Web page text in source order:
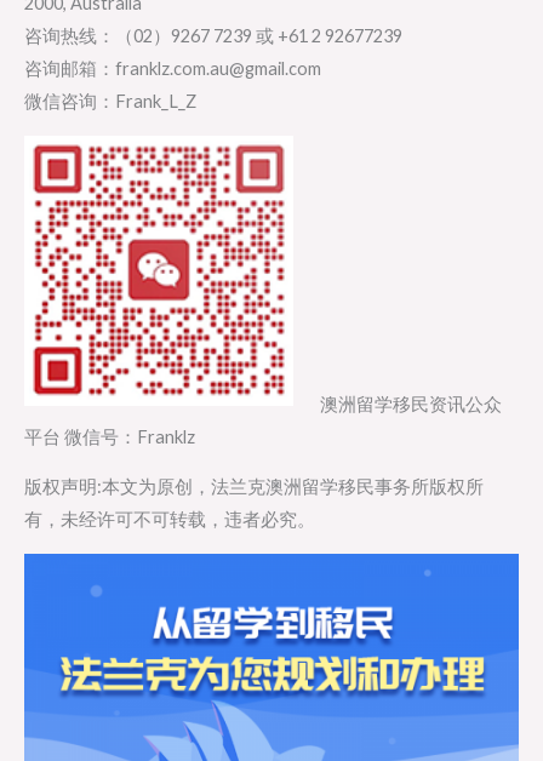
咨询热线：（02）9267 7239 或 +61 2 92677239
咨询邮箱：franklz.com.au@gmail.com
微信咨询：Frank_L_Z
澳洲留学移民资讯公众
平台 微信号：Franklz
版权声明:本文为原创，法兰克澳洲留学移民事务所版权所
有，未经许可不可转载，违者必究。